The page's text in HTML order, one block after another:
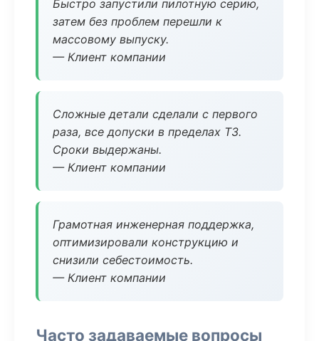
Быстро запустили пилотную серию,
затем без проблем перешли к
массовому выпуску.
— Клиент компании
Сложные детали сделали с первого
раза, все допуски в пределах ТЗ.
Сроки выдержаны.
— Клиент компании
Грамотная инженерная поддержка,
оптимизировали конструкцию и
снизили себестоимость.
— Клиент компании
Часто задаваемые вопросы